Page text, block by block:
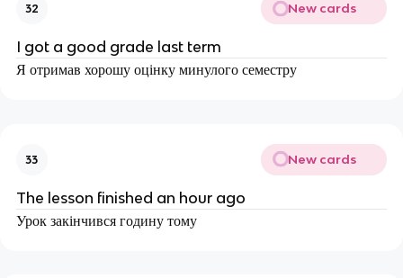
32 New cards
I got a good grade last term
Я отримав хорошу оцінку минулого семестру
33 New cards
The lesson finished an hour ago
Урок закінчився годину тому